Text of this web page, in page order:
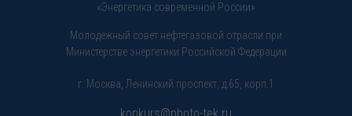
«Энергетика современной России»
Молодежный совет нефтегазовой отрасли при
Министерстве энергетики Российской Федерации
г. Москва, Ленинский проспект, д.65, корп.1